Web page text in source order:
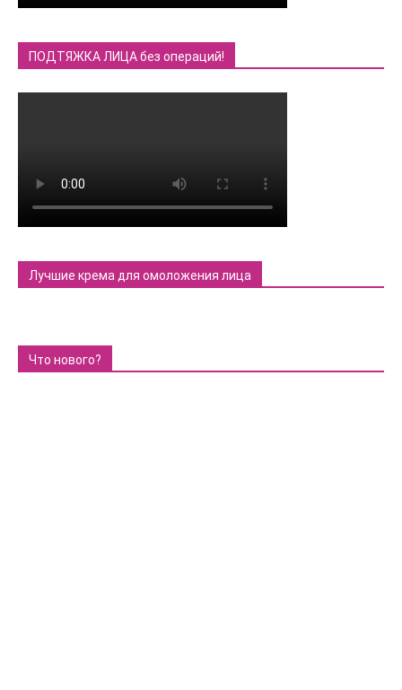
ПОДТЯЖКА ЛИЦА без операций!
Лучшие крема для омоложения лица
Что нового?